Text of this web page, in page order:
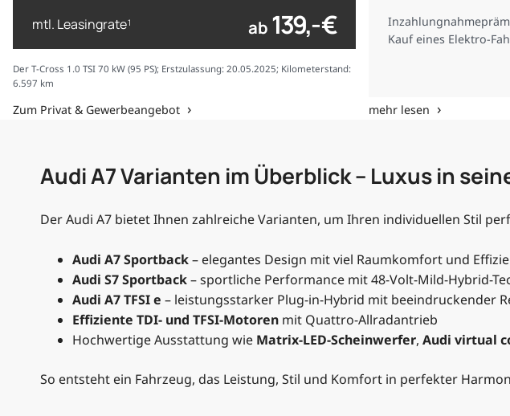
mtl. Leasingrate1 ab 139,- €
Der T-Cross 1.0 TSI 70 kW (95 PS); Erstzulassung: 20.05.2025; Kilometerstand:
6.597 km
Zum Privat & Gewerbeangebot
Kauf eines Elektro-
mehr lesen
Audi A7 Varianten im Überblick – Luxus in
Der Audi A7 bietet Ihnen zahlreiche Varianten, um Ihren individuellen Stil
Audi A7 Sportback– elegantes Design mit viel Raumkomfort und
Audi S7 Sportback– sportliche Performance mit 48-Volt-Mild-Hybrid-
Audi A7 TFSI e – leistungsstarker Plug-in-Hybrid mit beeindruckender
Effiziente TDI- und TFSI-Motorenmit Quattro-Allradantrieb
Hochwertige Ausstattung wie Matrix-LED-Scheinwerfer, Audi virtual
So entsteht ein Fahrzeug, das Leistung, Stil und Komfort in perfekter